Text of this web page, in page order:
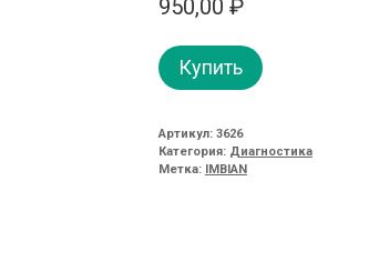
950,00 ₽
Купить
Артикул: 3626
Категория: Диагностика
Метка: IMBIAN